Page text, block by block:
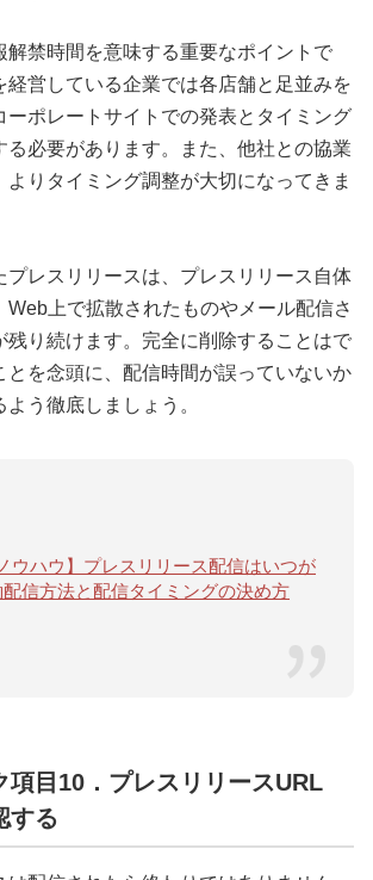
解禁時間を意味する重要なポイントで
経営している企業では各店舗と足並みを
ーポレートサイトでの発表とタイミング
る必要があります。また、他社との協業
よりタイミング調整が大切になってきま
プレスリリースは、プレスリリース自体
Web上で拡散されたものやメール配信さ
残り続けます。完全に削除することはで
とを念頭に、配信時間が誤っていないか
う徹底しましょう。
ウハウ】プレスリリース配信はいつが
信方法と配信タイミングの決め方
項目10．プレスリリースURL
する